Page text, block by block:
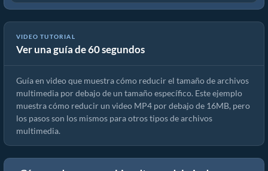
VIDEO TUTORIAL
Ver una guía de 60 segundos
Cómo reducir MP4 a 16MB (Guía sencilla)
Guía en video que muestra cómo reducir el tamaño de archivos
multimedia por debajo de un tamaño específico. Este ejemplo
muestra cómo reducir un video MP4 por debajo de 16MB, pero
los pasos son los mismos para otros tipos de archivos
multimedia.